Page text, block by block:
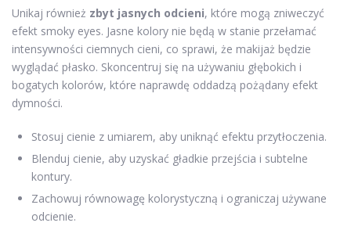
Unikaj również zbyt jasnych odcieni, które mogą zniweczyć
efekt smoky eyes. Jasne kolory nie będą w stanie przełamać
intensywności ciemnych cieni, co sprawi, że makijaż będzie
wyglądać płasko. Skoncentruj się na używaniu głębokich i
bogatych kolorów, które naprawdę oddadzą pożądany efekt
dymności.
Stosuj cienie z umiarem, aby uniknąć efektu przytłoczenia.
Blenduj cienie, aby uzyskać gładkie przejścia i subtelne
kontury.
Zachowuj równowagę kolorystyczną i ograniczaj używane
odcienie.